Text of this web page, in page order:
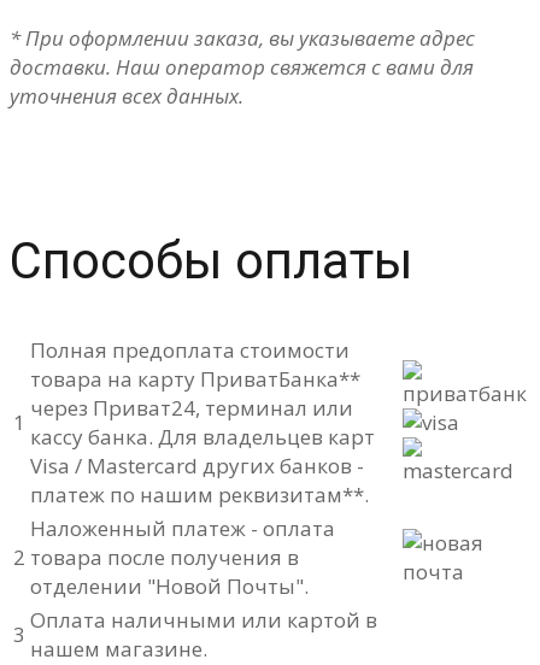
* При оформлении заказа, вы указываете адрес
доставки. Наш оператор свяжется с вами для
уточнения всех данных.
Способы оплаты
1
Полная предоплата стоимости
товара на карту ПриватБанка**
через Приват24, терминал или
кассу банка. Для владельцев карт
Visa / Mastercard других банков -
платеж по нашим реквизитам**.
2
Наложенный платеж - оплата
товара после получения в
отделении "Новой Почты".
3
Оплата наличными или картой в
нашем магазине.